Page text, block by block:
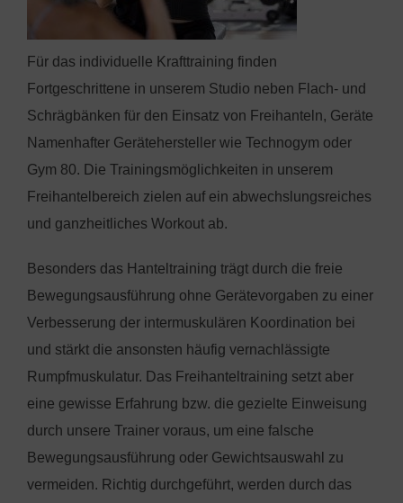
Für das individuelle Krafttraining finden
Fortgeschrittene in unserem Studio neben Flach- und
Schrägbänken für den Einsatz von Freihanteln, Geräte
Namenhafter Gerätehersteller wie Technogym oder
Gym 80. Die Trainingsmöglichkeiten in unserem
Freihantelbereich zielen auf ein abwechslungsreiches
und ganzheitliches Workout ab.
Besonders das Hanteltraining trägt durch die freie
Bewegungsausführung ohne Gerätevorgaben zu einer
Verbesserung der intermuskulären Koordination bei
und stärkt die ansonsten häufig vernachlässigte
Rumpfmuskulatur. Das Freihanteltraining setzt aber
eine gewisse Erfahrung bzw. die gezielte Einweisung
durch unsere Trainer voraus, um eine falsche
Bewegungsausführung oder Gewichtsauswahl zu
vermeiden. Richtig durchgeführt, werden durch das